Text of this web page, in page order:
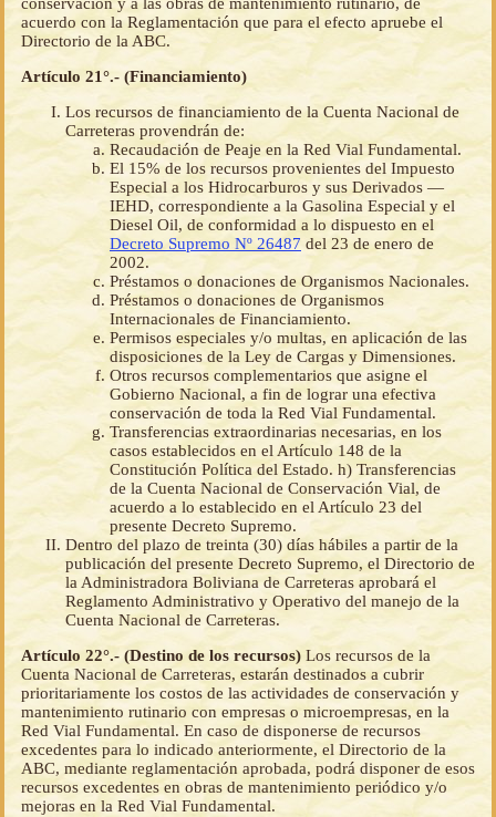
acuerdo con la Reglamentación que para el efecto apruebe el
Directorio de la ABC.
Artículo 21°.- (Financiamiento)
Los recursos de financiamiento de la Cuenta Nacional de
Carreteras provendrán de:
Recaudación de Peaje en la Red Vial Fundamental.
El 15% de los recursos provenientes del Impuesto
Especial a los Hidrocarburos y sus Derivados —
IEHD, correspondiente a la Gasolina Especial y el
Diesel Oil, de conformidad a lo dispuesto en el
Decreto Supremo Nº 26487 del 23 de enero de
2002.
Préstamos o donaciones de Organismos Nacionales.
Préstamos o donaciones de Organismos
Internacionales de Financiamiento.
Permisos especiales y/o multas, en aplicación de las
disposiciones de la Ley de Cargas y Dimensiones.
Otros recursos complementarios que asigne el
Gobierno Nacional, a fin de lograr una efectiva
conservación de toda la Red Vial Fundamental.
Transferencias extraordinarias necesarias, en los
casos establecidos en el Artículo 148 de la
Constitución Política del Estado. h) Transferencias
de la Cuenta Nacional de Conservación Vial, de
acuerdo a lo establecido en el Artículo 23 del
presente Decreto Supremo.
Dentro del plazo de treinta (30) días hábiles a partir de la
publicación del presente Decreto Supremo, el Directorio de
la Administradora Boliviana de Carreteras aprobará el
Reglamento Administrativo y Operativo del manejo de la
Cuenta Nacional de Carreteras.
Artículo 22°.- (Destino de los recursos) Los recursos de la
Cuenta Nacional de Carreteras, estarán destinados a cubrir
prioritariamente los costos de las actividades de conservación y
mantenimiento rutinario con empresas o microempresas, en la
Red Vial Fundamental. En caso de disponerse de recursos
excedentes para lo indicado anteriormente, el Directorio de la
ABC, mediante reglamentación aprobada, podrá disponer de esos
recursos excedentes en obras de mantenimiento periódico y/o
mejoras en la Red Vial Fundamental.